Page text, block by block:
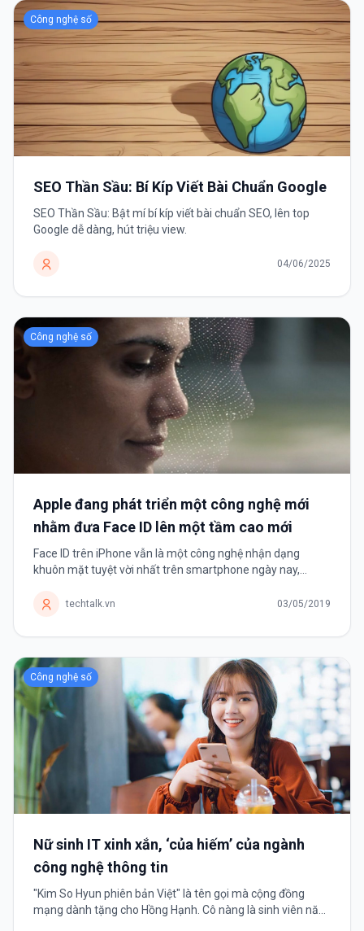
Công nghệ số
SEO Thần Sầu: Bí Kíp Viết Bài Chuẩn Google
SEO Thần Sầu: Bật mí bí kíp viết bài chuẩn SEO, lên top
Google dễ dàng, hút triệu view.
04/06/2025
Công nghệ số
Apple đang phát triển một công nghệ mới
nhằm đưa Face ID lên một tầm cao mới
Face ID trên iPhone vẫn là một công nghệ nhận dạng
khuôn mặt tuyệt vời nhất trên smartphone ngày nay,
hoạt động trong công việc...
techtalk.vn 03/05/2019
Công nghệ số
Nữ sinh IT xinh xắn, ‘của hiếm’ của ngành
công nghệ thông tin
"Kim So Hyun phiên bản Việt" là tên gọi mà cộng đồng
mạng dành tặng cho Hồng Hạnh. Cô nàng là sinh viên năm